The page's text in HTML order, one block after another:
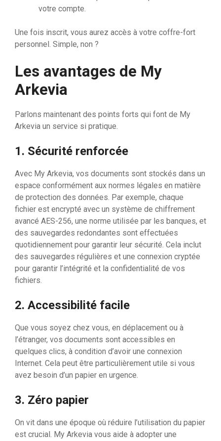
votre compte.
Une fois inscrit, vous aurez accès à votre coffre-fort
personnel. Simple, non ?
Les avantages de My
Arkevia
Parlons maintenant des points forts qui font de My
Arkevia un service si pratique.
1. Sécurité renforcée
Avec My Arkevia, vos documents sont stockés dans un
espace conformément aux normes légales en matière
de protection des données. Par exemple, chaque
fichier est encrypté avec un système de chiffrement
avancé AES-256, une norme utilisée par les banques, et
des sauvegardes redondantes sont effectuées
quotidiennement pour garantir leur sécurité. Cela inclut
des sauvegardes régulières et une connexion cryptée
pour garantir l’intégrité et la confidentialité de vos
fichiers.
2. Accessibilité facile
Que vous soyez chez vous, en déplacement ou à
l’étranger, vos documents sont accessibles en
quelques clics, à condition d’avoir une connexion
Internet. Cela peut être particulièrement utile si vous
avez besoin d’un papier en urgence.
3. Zéro papier
On vit dans une époque où réduire l’utilisation du papier
est crucial. My Arkevia vous aide à adopter une